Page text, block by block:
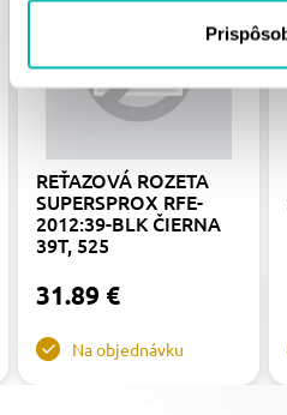
REŤAZOVÁ ROZETA
SUPERSPROX RFE-
2012:39-BLK ČIERNA
39T, 525
31.89 €
Na objednávku